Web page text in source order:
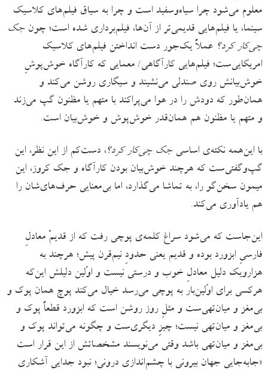
معلوم می‌شود چرا سیاه‌وسفید است و چرا به سیاق فیلم‌های کلاسیک
سینما، یا فیلم‌هایی قدیمی‌تر از آن‌ها، فیلم‌برداری شده است؛ چونجک
چی‌کار کرد؟ عملاً یک‌جور دست انداختن فیلم‌های کلاسیک
امریکایی‌ست؛ فیلم‌هایی کارآگاهی/ معمایی که کارآگاه خوش‌پوشِ
خوش‌بیانش روی صندلی می‌نشیند و سیگاری روشن می‌کند و
همان‌طور که دودش را در هوا می‌پراکند با متهم یا مظنون گپ می‌زند
و متهم یا مظنون هم همان‌قدر خوش‌پوش و خوش‌بیان است.
با این‌همه نکته‌ی اساسیجک چی‌کار کرد؟، دست‌کم از این نظر، این
گپ‌وگفتی‌ست که هرچند خوش‌بیان بودن کارآگاه و جک کروز، این
میمون سخن‌گو را، به تماشا می‌گذارد، اما بی‌معنایی حرف‌های‌شان را
هم یادآوری می‌کند.
این‌جاست که می‌شود سراغ کلمه‌ی پوچی رفت که از قدیمْ معادلِ
فارسیِ ابزورد بوده و قدیم یعنی حدودِ نیم‌قرن پیش؛ هرچند به
هزارویک دلیل معادلِ خوب و درستی نیست و اوّلین دلیلش این‌که
هرکسی برای اوّلین‌بار به پوچی می‌رسد خیال می‌کند پوچ همان پوک و
بی‌مغز و میان‌تهی‌ست و مثلِ روز روشن است که ابزورد قطعاً پوک و
بی‌مغز و میان‌تهی نیست؛ چیزِ دیگری‌ست و چگونه می‌تواند پوک و
بی‌مغز و میان‌تهی باشد وقتی می‌نویسند مشخصاتش از این قرار است
«جابه‌جاییِ جهانِ بیرونی با چشم‌اندازی درونی؛ نبودِ جداییِ آشکاری